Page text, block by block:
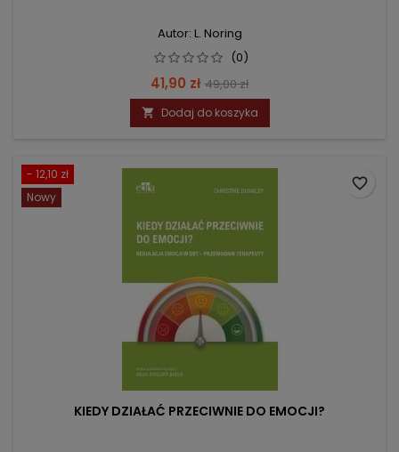
Autor: L. Noring
(0)
Cena
41,90 zł Cena
podstawowa
49,00 zł
 Dodaj do koszyka
- 12,10 zł
Nowy
KIEDY DZIAŁAĆ PRZECIWNIE DO EMOCJI?
favorite_border